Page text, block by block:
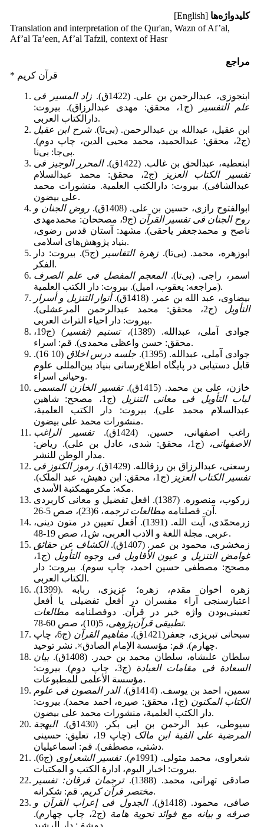
کلیدواژه‌ها [English]
Translation and interpretation of the Qur'an, Wazn of Af’al,
Af’al Ta’een, Af’al Tafzil, context of Hasr
مراجع
* قرآن کریم
ابن‏جوزى، عبدالرحمن بن على. (1422ق).
زاد المسیر فى
علم التفسیر
(ج1، محقق: مهدى عبدالرزاق)‏. بیروت:
دارالکتاب العربی.
ابن عقیل، عبدالله بن عبدالرحمن. (بی‌تا).شرح ابن عقیل‏
(ج2،
محقق: عبدالحمید، محمد محیى الدین، چاپ دوم)‏.
بی‌جا: بى‌نا.
ابن‏عطیه، عبدالحق بن غالب. (1422ق).
المحرر الوجیز فى
تفسیر الکتاب العزیز
(ج2،
محقق: محمد عبدالسلام
عبدالشافى)‏. بیروت: دارالکتب العلمیة. منشورات محمد
علی بیضون‏.
ابوالفتوح رازى، حسین بن على. (1408ق).
روض الجنان و
روح الجنان فی تفسیر القرآن ‏ (ج9،
مصححان: محمدمهدى
ناصح‏ و محمدجعفر یاحقى). مشهد: آستان قدس رضوى،
بنیاد پژوهش‌هاى اسلامى‏.
ابوزهره، محمد. (بی‌‌تا).زهرة التفاسیر
(ج5). بیروت: دار
الفکر.
اسمر، راجى. (بی‌تا)‏.المعجم المفصل فی علم الصرف
(مراجعه: یعقوب، امیل)‏. بیروت: دار الکتب العلمیة.
بیضاوى، عبد الله بن عمر. (1418ق).
أنوار التنزیل و أسرار
التأویل ‏ (ج2،
محقق: محمد عبدالرحمن المرعشلى)‏.
بیروت: دار احیاء التراث العربى‏.
جوادی آملی، عبدالله. (1389)،
تسنیم (تفسیر)(ج19،
محقق: حسن واعظی محمدی). قم: اسراء.
جوادی آملی، عبدالله. (1395).
جلسه درس اخلاق
(10 16).
قابل دستیابی در پایگاه اطلاع‌رسانی بنیاد بین‌المللی علوم
وحیانی اسراء.
خازن، على بن محمد. (1415ق).
تفسیر الخازن المسمى
لباب التأویل فی معانی التنزیل ‏ (ج1،
مصحح: شاهین
عبدالسلام محمد على)‏. بیروت: دار الکتب العلمیة،
منشورات محمد علی بیضون.
راغب اصفهانى، حسین. (1424ق).
تفسیر الراغب
الاصفهانى،
(ج1،
محقق: شدى، عادل بن على)‏. ریاض:
‏مدار الوطن للنشر‏.
رسعنى، عبدالرزاق بن رزق‏الله. (1429ق).
رموز الکنوز فى
تفسیر الکتاب العزیز (ج1،
محقق: ابن دهیش، عبد الملک)‏.
مکه: مکرمه‏مکتبة الأسدی‏.
زرکوب، منصوره. (1387). افعل تفضیل و معانی کاربردی
آن. فصلنامه مطالعات ترجمه
، 6(23)، صص 5-26.
زرمحمّدی، آیت الله. (1391). أفعل تعیین در متون دینی،
عربی. مجلة اللغة و الادب العربی، ش1، صص 19-48.
زمخشرى، محمود بن عمر. (1407ق).
الکشاف عن حقائق
غوامض التنزیل و عیون الأقاویل فى وجوه التأویل
‏ (ج1،
مصحح: مصطفى حسین احمد، چاپ سوم). بیروت: دار
الکتاب العربی.
زهره اخوان مقدم، زهره؛ عزیزی، ربابه .(1399).
اعتبارسنجی آراء مفسران در أفعل تفضیلی یا أفعل
تعیینی‌بودن واژه خیر در قرآن. دوفصلنامه مطالعات
تطبیقی قرآن‌پژوهی، 5(10)، صص 60-78.
سبحانى تبریزى، جعفر(1421ق).
مفاهیم القرآن
‏ (ج6، چاپ
چهارم). قم: مؤسسة الإمام الصادق×. نشر توحید‏.
سلطان على‏شاه، سلطان محمد بن حیدر. (1408ق).
بیان
السعادة فی مقامات العبادة
(ج3، چاپ دوم). بیروت:
مؤسسة الأعلمی للمطبوعات‏.
سمین، احمد بن یوسف. (1414ق)‏.
الدر المصون فى علوم
الکتاب المکنون ‏ (ج1،
محقق: صیره، احمد محمد). بیروت:
دار الکتب العلمیة، منشورات محمد علی بیضون‏.
سیوطى، عبد الرحمن بن ابى بکر. (1430ق).
البهجة
المرضیة على الفیة ابن مالک
‏ (چاپ 19، تعلیق: حسینى
دشتى، مصطفى)‏. قم: اسماعیلیان‏.
شعراوى، محمد متولى. (1991م‏)‏.
تفسیر الشعراوى
‏ (ج6).
بیروت: اخبار الیوم، ادارة الکتب و المکتبات.
صادقى تهرانى، محمد. (1388).
ترجمان فرقان: تفسیر
مختصر قرآن کریم‏. قم: شکرانه‏.
صافى، محمود. (1418ق).
الجدول فی إعراب القرآن و
صرفه و بیانه مع فوائد نحویة هامة
(ج2، چاپ چهارم).